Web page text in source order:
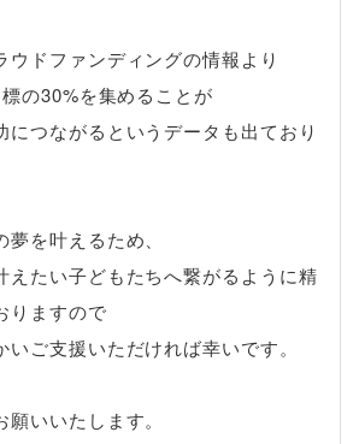
ウドファンディングの情報より
の30%を集めることが
につながるというデータも出ており
を叶えるため、
えたい子どもたちへ繋がるように精
りますので
ご支援いただければ幸いです。
いいたします。